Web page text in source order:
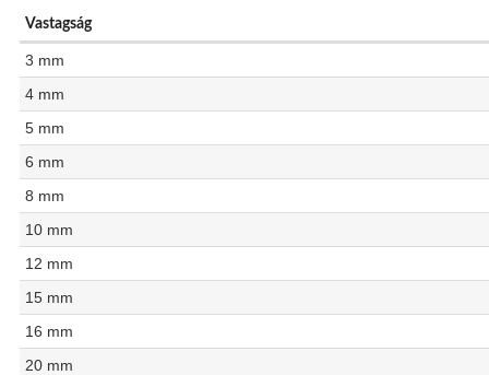
Vastagság
3 mm
4 mm
5 mm
6 mm
8 mm
10 mm
12 mm
15 mm
16 mm
20 mm